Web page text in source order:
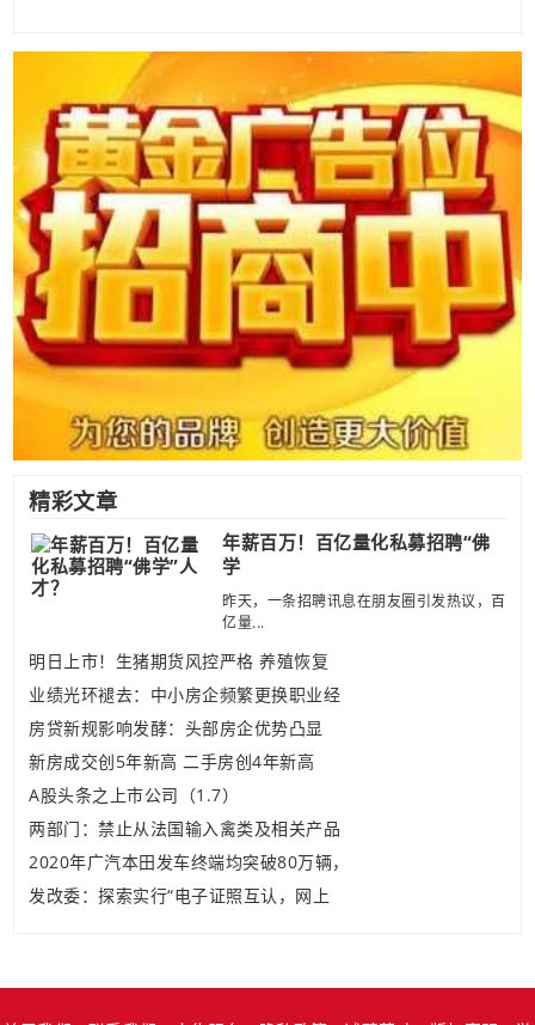
精彩文章
年薪百万！百亿量化私募招聘“佛
学
昨天，一条招聘讯息在朋友圈引发热议，百
亿量...
明日上市！生猪期货风控严格 养殖恢复
业绩光环褪去：中小房企频繁更换职业经
房贷新规影响发酵：头部房企优势凸显
新房成交创5年新高 二手房创4年新高
A股头条之上市公司（1.7）
两部门：禁止从法国输入禽类及相关产品
2020年广汽本田发车终端均突破80万辆，
发改委：探索实行“电子证照互认，网上